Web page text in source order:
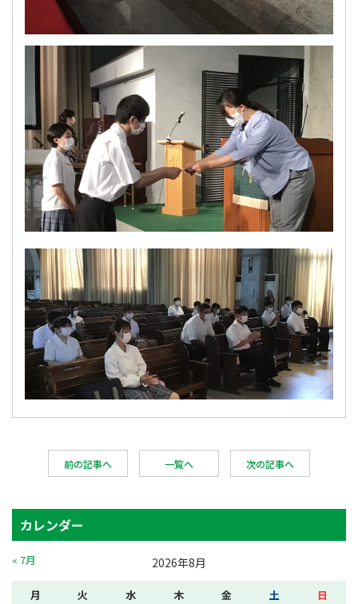
前の記事へ 一覧へ 次の記事へ
カレンダー
2026年8月
月 火 水 木 金 土 日
« 7月